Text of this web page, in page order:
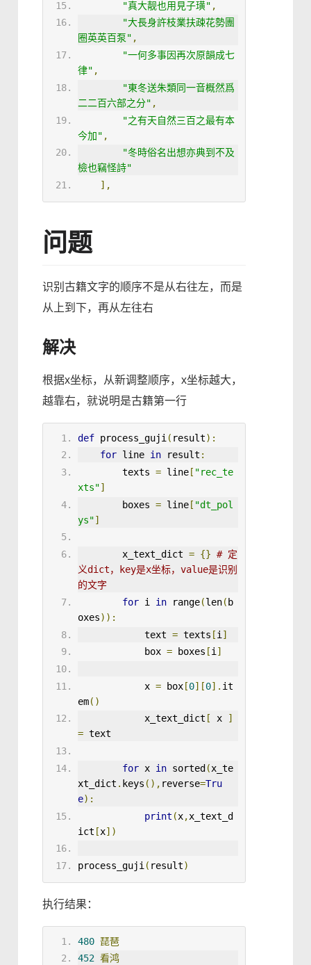
"真大靓也用見子璜" ,
"大長身許枝業扶疎花勢團
圈英英百泵" ,
"一何多事因再次原韻成七
律" ,
"東冬送朱類同一音概然爲
二二百六部之分" ,
"之有天自然三百之最有本
今加" ,
"冬時俗名出想亦典到不及
檢也竊怪詩"
],
问题
识别古籍文字的顺序不是从右往左，而是
从上到下，再从左往右
解决
根据x坐标，从新调整顺序，x坐标越大，
越靠右，就说明是古籍第一行
def process_guji ( result) :
for line in result :
texts = line [ "rec_te
xts"]
boxes = line [ "dt_pol
ys"]
x_text_dict = {} # 定
义dict，key是x坐标，value是识别
的文字
for i in range(len( b
oxes)):
text = texts [i ]
box = boxes [i]
x = box [0][0]. it
em()
            x_text_dict
[ x
]
= text
for x in sorted (x_te
xt_dict . keys () , reverse=Tru
e):
print (x,x_text_d
ict [x])
process_guji ( result)
执行结果：
480 琵琶
452 看鸿